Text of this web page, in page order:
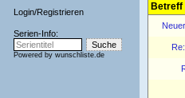
Login/Registrieren
Serien-Info:
Powered by wunschliste.de
Betreff